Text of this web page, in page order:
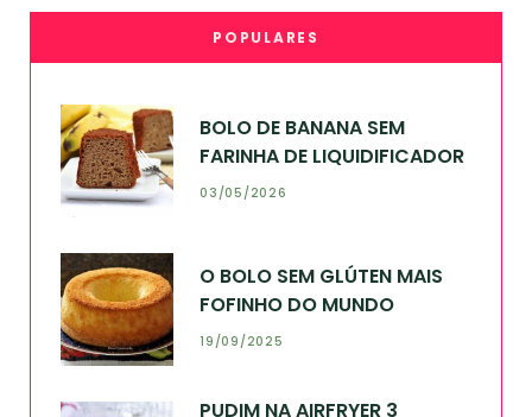
POPULARES
BOLO DE BANANA SEM
FARINHA DE LIQUIDIFICADOR
03/05/2026
O BOLO SEM GLÚTEN MAIS
FOFINHO DO MUNDO
19/09/2025
PUDIM NA AIRFRYER 3